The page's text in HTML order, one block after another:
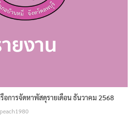
อการจัดหาพัสดุรายเดือน ธันวาคม 2568
peach1980